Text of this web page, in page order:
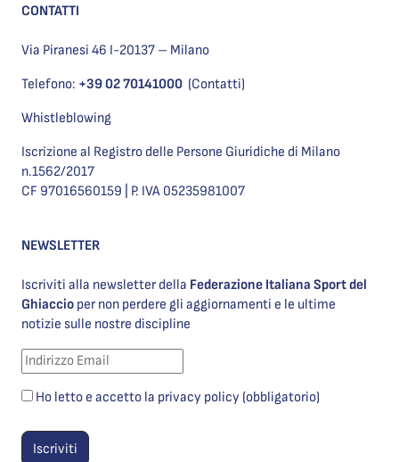
CONTATTI
Via Piranesi 46 I-20137 – Milano
Telefono: +39 02 70141000 (Contatti)
Whistleblowing
Iscrizione al Registro delle Persone Giuridiche di Milano
n.1562/2017
CF 97016560159 | P. IVA 05235981007
NEWSLETTER
Iscriviti alla newsletter della Federazione Italiana Sport del
Ghiaccio per non perdere gli aggiornamenti e le ultime
notizie sulle nostre discipline
Ho letto e accetto la privacy policy (obbligatorio)